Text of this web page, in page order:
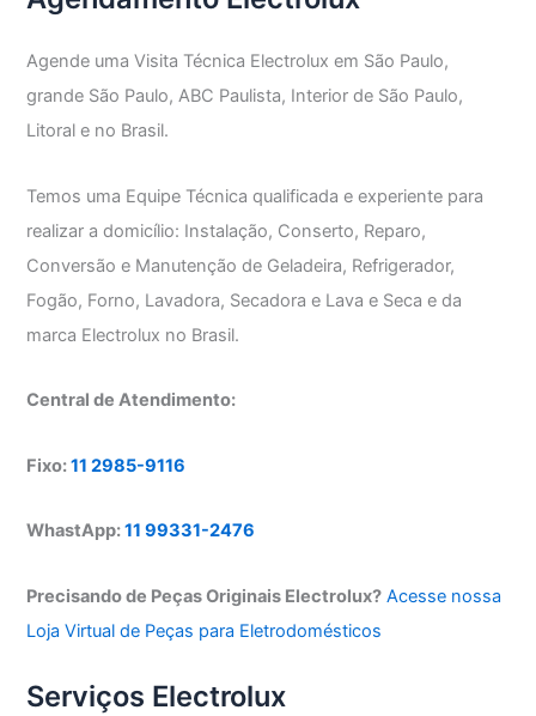
Agende uma Visita Técnica Electrolux em São Paulo,
grande São Paulo, ABC Paulista, Interior de São Paulo,
Litoral e no Brasil.
Temos uma Equipe Técnica qualificada e experiente para
realizar a domicílio: Instalação, Conserto, Reparo,
Conversão e Manutenção de Geladeira, Refrigerador,
Fogão, Forno, Lavadora, Secadora e Lava e Seca e da
marca Electrolux no Brasil.
Central de Atendimento:
Fixo:11 2985-9116
WhastApp:11 99331-2476
Precisando de Peças Originais Electrolux? Acesse nossa
Loja Virtual de Peças para Eletrodomésticos
Serviços Electrolux